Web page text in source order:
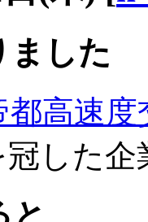
ました
高速度
冠した